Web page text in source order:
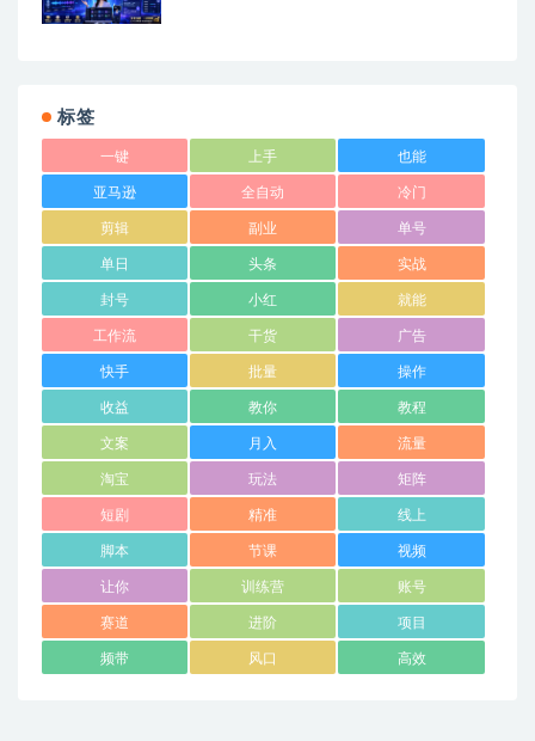
标签
一键 上手 也能
亚马逊 全自动 冷门
剪辑 副业 单号
单日 头条 实战
封号 小红 就能
工作流 干货 广告
快手 批量 操作
收益 教你 教程
文案 月入 流量
淘宝 玩法 矩阵
短剧 精准 线上
脚本 节课 视频
让你 训练营 账号
赛道 进阶 项目
频带 风口 高效